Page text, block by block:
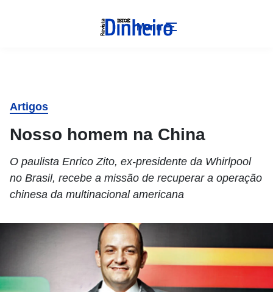
Menu
Artigos
Nosso homem na China
O paulista Enrico Zito, ex-presidente da Whirlpool
no Brasil, recebe a missão de recuperar a operação
chinesa da multinacional americana